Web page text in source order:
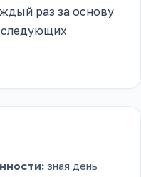
раз за основу
следующих
зная день